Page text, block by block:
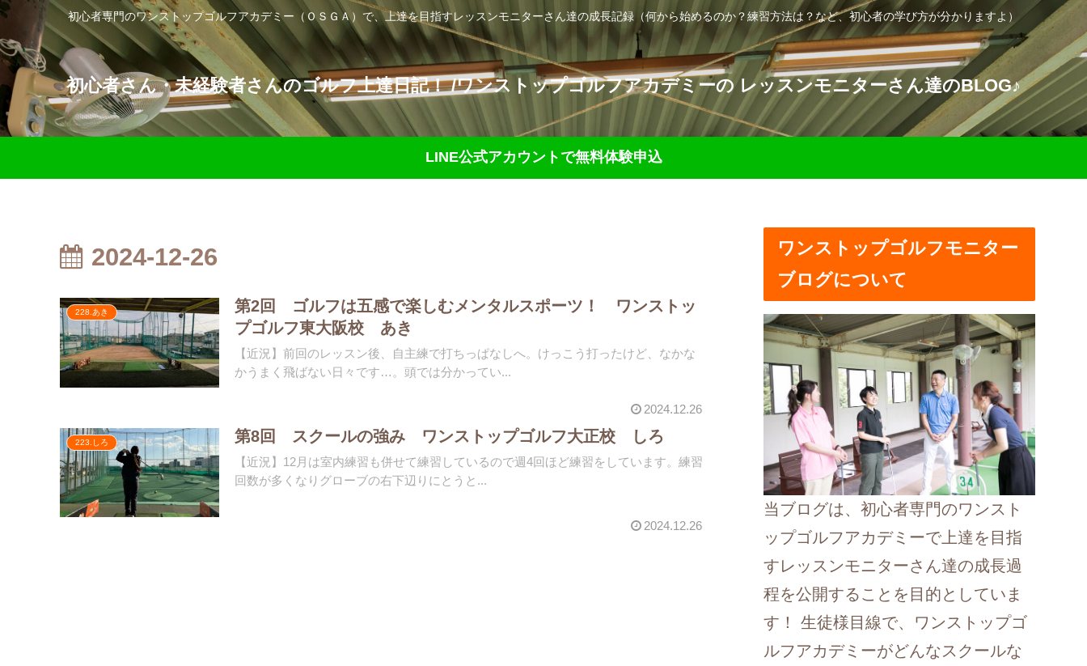
初心者専門のワンストップゴルフアカデミー（ＯＳＧＡ）で、上達を目指すレッスンモニターさん達の成長記録（何から始めるのか？練習方法は？など、初心者の学び方が分かりますよ）
初心者さん・未経験者さんのゴルフ上達日記！ /ワンストップゴルフアカデミーの レッスンモニターさん達のBLOG♪
LINE公式アカウントで無料体験申込
2024-12-26
228.あき
第2回 ゴルフは五感で楽しむメンタルスポーツ！ ワンストッ
プゴルフ東大阪校 あき
【近況】前回のレッスン後、自主練で打ちっぱなしへ。けっこう打ったけど、なかな
かうまく飛ばない日々です…。頭では分かってい...
2024.12.26
223.しろ 第8回 スクールの強み ワンストップゴルフ大正校 しろ
【近況】12月は室内練習も併せて練習しているので週4回ほど練習をしています。練習
回数が多くなりグローブの右下辺りにとうと...
2024.12.26
ワンストップゴルフモニター
ブログについて
当ブログは、初心者専門のワンスト
ップゴルフアカデミーで上達を目指
すレッスンモニターさん達の成長過
程を公開することを目的としていま
す！ 生徒様目線で、ワンストップゴ
ルフアカデミーがどんなスクールな